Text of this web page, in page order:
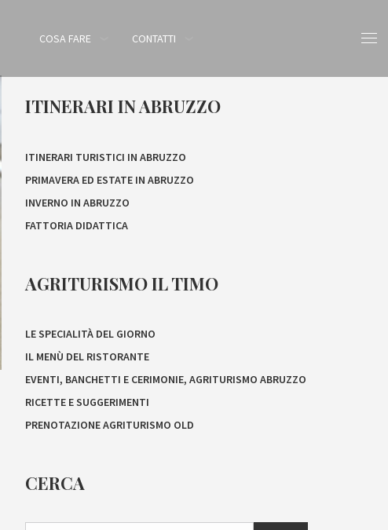
COSA FARE CONTATTI
ITINERARI IN ABRUZZO
ITINERARI TURISTICI IN ABRUZZO
PRIMAVERA ED ESTATE IN ABRUZZO
INVERNO IN ABRUZZO
FATTORIA DIDATTICA
AGRITURISMO IL TIMO
LE SPECIALITÀ DEL GIORNO
IL MENÙ DEL RISTORANTE
EVENTI, BANCHETTI E CERIMONIE, AGRITURISMO ABRUZZO
RICETTE E SUGGERIMENTI
PRENOTAZIONE AGRITURISMO OLD
CERCA